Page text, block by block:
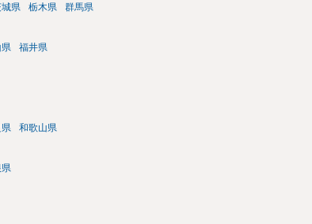
県 栃木県 群馬県
福井県
和歌山県